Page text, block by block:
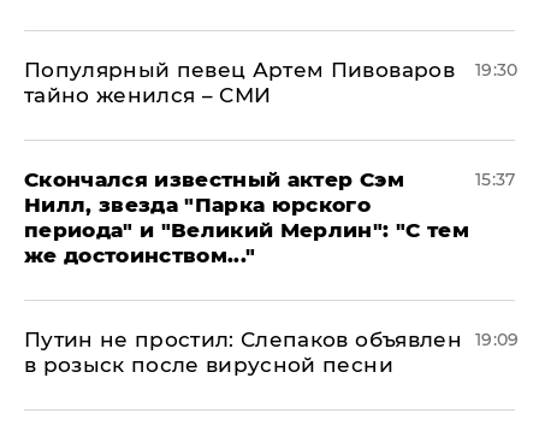
Популярный певец Артем Пивоваров
тайно женился – СМИ
19:30
Скончался известный актер Сэм
Нилл, звезда "Парка юрского
периода" и "Великий Мерлин": "С тем
же достоинством..."
15:37
Путин не простил: Слепаков объявлен
в розыск после вирусной песни
19:09